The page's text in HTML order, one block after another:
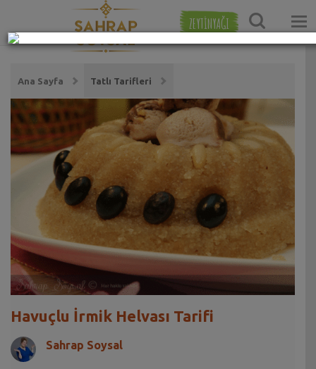
ZEYTİNYAĞI
Ana Sayfa Tatlı Tarifleri
Havuçlu İrmik Helvası Tarifi
Sahrap Soysal